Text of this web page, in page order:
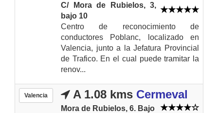
C/ Mora de Rubielos, 3,
bajo 10
Centro de reconocimiento de
conductores Poblanc, localizado en
Valencia, junto a la Jefatura Provincial
de Trafico. En el cual puede tramitar la
renov...
Valencia A 1.08 kms Cermeval
Mora de Rubielos, 6. Bajo